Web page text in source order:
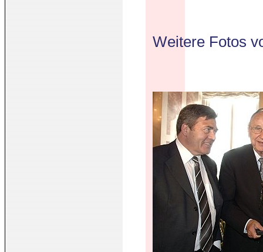
Weitere Fotos